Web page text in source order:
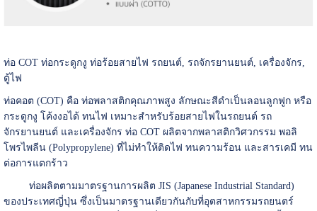
ท่อ COT ท่อกระดูกงู ท่อร้อยสายไฟ รถยนต์, รถจักรยานยนต์, เครื่องจักร,
ตู้ไฟ
ท่อคอต (COT) คือ ท่อพลาสติกคุณภาพสูง ลักษณะสีดำเป็นลอนลูกฟูก หรือ
กระดูกงู โค้งงอได้ ทนไฟ เหมาะสำหรับร้อยสายไฟในรถยนต์ รถ
จักรยานยนต์ และเครื่องจักร ท่อ COT ผลิตจากพลาสติกวิศวกรรม พอลิ
โพรไพลีน (Polypropylene) ที่ไม่ทำให้ติดไฟ ทนความร้อน และสารเคมี ทน
ต่อการแตกร้าว
ท่อผลิตตามมาตรฐานการผลิต JIS (Japanese Industrial Standard)
ของประเทศญี่ปุ่น ซึ่งเป็นมาตรฐานเดียวกันกับที่อุตสาหกรรมรถยนตร์